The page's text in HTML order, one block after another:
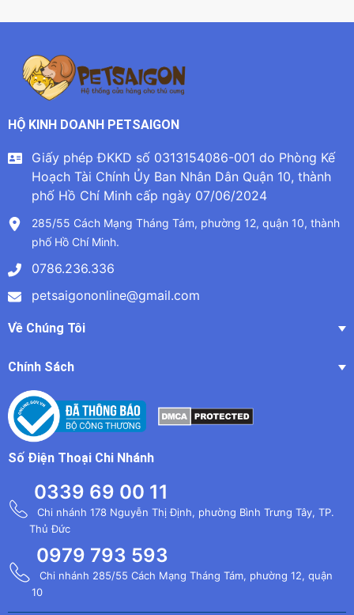
HỘ KINH DOANH PETSAIGON
Giấy phép ĐKKD số 0313154086-001 do Phòng Kế
Hoạch Tài Chính Ủy Ban Nhân Dân Quận 10, thành
phố Hồ Chí Minh cấp ngày 07/06/2024
285/55 Cách Mạng Tháng Tám, phường 12, quận 10, thành
phố Hồ Chí Minh.
0786.236.336
petsaigononline@gmail.com
Về Chúng Tôi
Chính Sách
Số Điện Thoại Chi Nhánh
0339 69 00 11
Chi nhánh 178 Nguyễn Thị Định, phường Bình Trưng Tây, TP.
Thủ Đức
0979 793 593
Chi nhánh 285/55 Cách Mạng Tháng Tám, phường 12, quận
10